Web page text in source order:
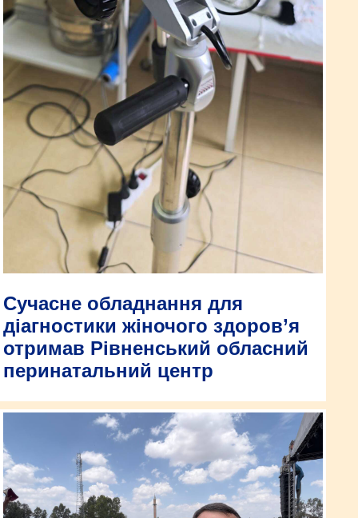
Сучасне обладнання для
діагностики жіночого здоров’я
отримав Рівненський обласний
перинатальний центр